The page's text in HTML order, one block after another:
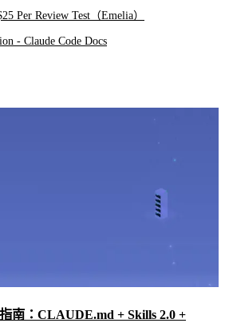
Per Review Test（Emelia）
- Claude Code Docs
南：CLAUDE.md + Skills 2.0 +